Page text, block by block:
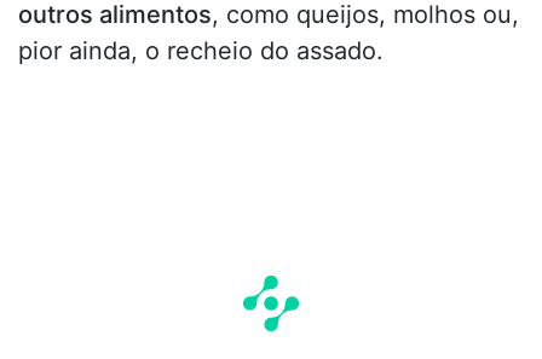
outros alimentos, como queijos, molhos ou,
pior ainda, o recheio do assado.